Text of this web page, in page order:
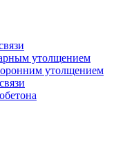
утолщением
утолщением